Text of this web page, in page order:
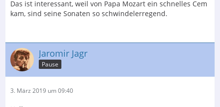
Das ist interessant, weil von Papa Mozart ein schnelles Cem
kam, sind seine Sonaten so schwindelerregend.
Jaromir Jagr
Pause
3. März 2019 um 09:40